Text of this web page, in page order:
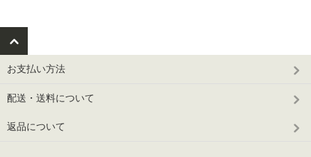
お支払い方法
配送・送料について
返品について